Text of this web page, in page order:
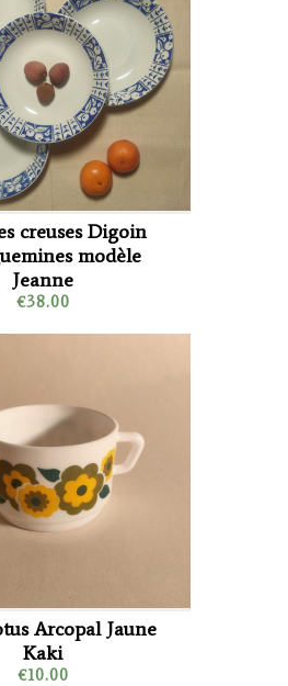
creuses Digoin
modèle
Jeanne
€38.00
Arcopal Jaune
Kaki
€10.00